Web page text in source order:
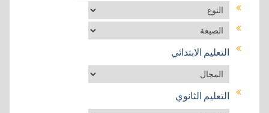
التعليم الابتدائي
التعليم الثانوي